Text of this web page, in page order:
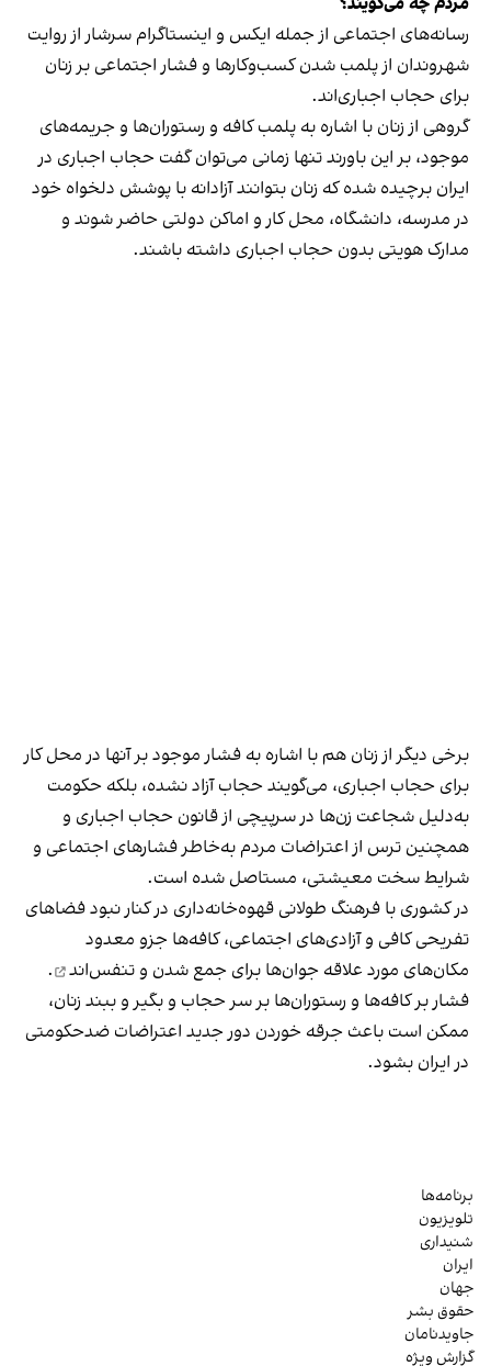
رسانه‎‌های اجتماعی از جمله ایکس و اینستاگرام سرشار از روایت
شهروندان از پلمب شدن کسب‌وکارها و فشار اجتماعی بر زنان
برای حجاب اجباری‌اند.
گروهی از زنان با اشاره به پلمب کافه و رستوران‌ها و جریمه‌های
موجود، بر این باورند تنها زمانی می‌توان گفت حجاب اجباری در
ایران برچیده شده که زنان بتوانند آزادانه با پوشش دلخواه خود
در مدرسه، دانشگاه، محل کار و اماکن دولتی حاضر شوند و
مدارک هویتی بدون حجاب اجباری داشته باشند.
برخی دیگر از زنان هم با اشاره به فشار موجود بر آنها در محل کار
برای حجاب اجباری، می‌گویند حجاب آزاد نشده، بلکه حکومت
به‌دلیل شجاعت زن‌ها در سرپیچی از قانون حجاب اجباری و
همچنین ترس از اعتراضات مردم به‌خاطر فشارهای اجتماعی و
شرایط سخت معیشتی، مستاصل شده است.
در کشوری با فرهنگ طولانی قهوه‌‌خانه‌داری در کنار نبود فضاهای
تفریحی کافی و آزادی‌های اجتماعی، کافه‌ها جزو معدود
مکان‌های مورد علاقه جوان‌ها برای جمع شدن و تنفس‌اند
.
فشار بر کافه‌ها و رستوران‌ها بر سر حجاب و بگیر و ببند زنان،
ممکن است باعث جرقه خوردن دور جدید اعتراضات ضدحکومتی
در ایران بشود.
برنامه‌ها
تلویزیون
شنیداری
ایران
جهان
حقوق بشر
جاویدنامان
گزارش ویژه